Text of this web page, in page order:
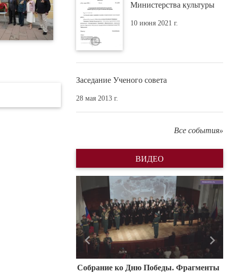
Министерства культуры
10 июня 2021 г.
Заседание Ученого совета
28 мая 2013 г.
Все события»
ВИДЕО
Собрание ко Дню Победы. Фрагменты
Назад Вперед